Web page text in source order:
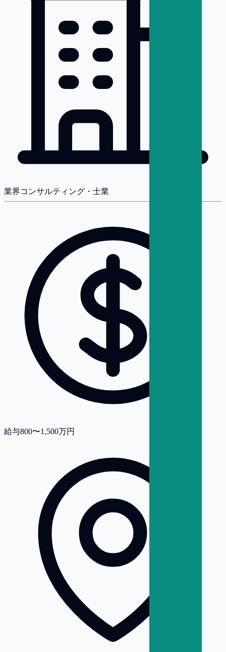
業界コンサルティング・士業
給与800〜1,500万円